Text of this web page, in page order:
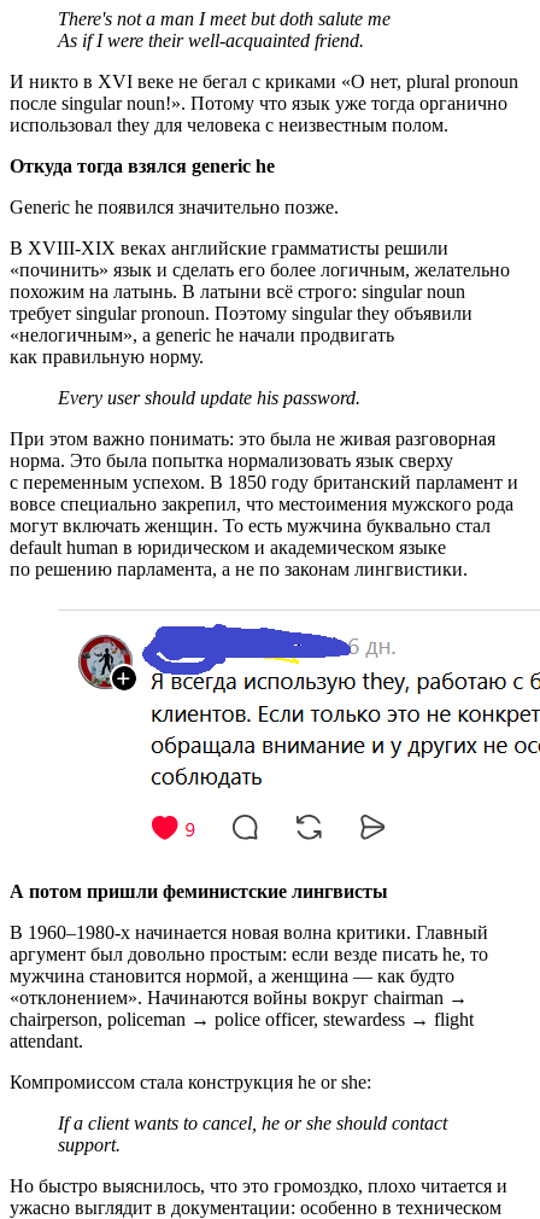
There's not a man I meet but doth salute me
As if I were their well‑acquainted friend.
И никто в XVI веке не бегал с криками «О нет, plural pronoun
после singular noun!». Потому что язык уже тогда органично
использовал they для человека с неизвестным полом.
Откуда тогда взялся generic he
Generic he появился значительно позже.
В XVIII‑XIX веках английские грамматисты решили
«починить» язык и сделать его более логичным, желательно
похожим на латынь. В латыни всё строго: singular noun
требует singular pronoun. Поэтому singular they объявили
«нелогичным», а generic he начали продвигать
как правильную норму.
Every user should update his password.
При этом важно понимать: это была не живая разговорная
норма. Это была попытка нормализовать язык сверху
с переменным успехом. В 1850 году британский парламент и
вовсе специально закрепил, что местоимения мужского рода
могут включать женщин. То есть мужчина буквально стал
default human в юридическом и академическом языке
по решению парламента, а не по законам лингвистики.
А потом пришли феминистские лингвисты
В 1960–1980-х начинается новая волна критики. Главный
аргумент был довольно простым: если везде писать he, то
мужчина становится нормой, а женщина — как будто
«отклонением». Начинаются войны вокруг chairman →
chairperson, policeman → police officer, stewardess → flight
attendant.
Компромиссом стала конструкция he or she:
If a client wants to cancel, he or she should contact
support.
Но быстро выяснилось, что это громоздко, плохо читается и
ужасно выглядит в документации: особенно в техническом